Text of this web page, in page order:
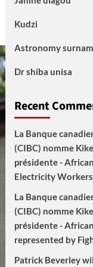
Kudzi
Astronomy
Dr shiba unisa
Recent
La Banque
(CIBC) nomme
présidente -
Electricity Workers
La Banque
(CIBC) nomme
présidente -
represented by
Patrick Beverley